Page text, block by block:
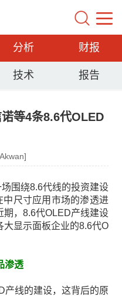
分析 财报
技术 报告
等4条8.6代OLED
围绕8.6代线的投资建设
尺寸应用市场的渗透进
期，8.6代OLED产线建设
显示面板企业的8.6代O
渗透
产线的建设，这背后的原